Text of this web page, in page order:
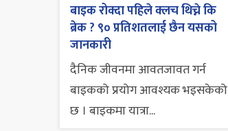
बाइक रोक्दा पहिले क्लच थिच्ने कि
ब्रेक ? ९० प्रतिशतलाई छैन यसको
जानकारी
दैनिक जीवनमा आवतजावत गर्न
बाइकको प्रयोग आवश्यक भइसकेको
छ । बाइकमा यात्रा...